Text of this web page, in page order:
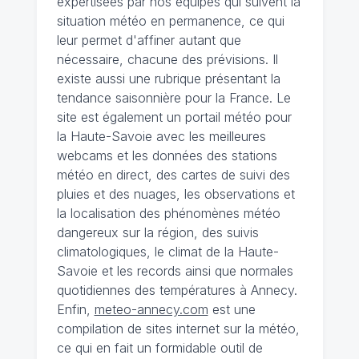
situation météo en permanence, ce qui
leur permet d'affiner autant que
nécessaire, chacune des prévisions. Il
existe aussi une rubrique présentant la
tendance saisonnière pour la France. Le
site est également un portail météo pour
la Haute-Savoie avec les meilleures
webcams et les données des stations
météo en direct, des cartes de suivi des
pluies et des nuages, les observations et
la localisation des phénomènes météo
dangereux sur la région, des suivis
climatologiques, le climat de la Haute-
Savoie et les records ainsi que normales
quotidiennes des températures à Annecy.
Enfin, meteo-annecy.com est une
compilation de sites internet sur la météo,
ce qui en fait un formidable outil de